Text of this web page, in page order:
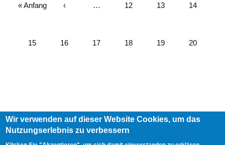
Erste
« Anfang Vorherige
‹ … Seite
12 Seite
13 Seite
14
Seite
15 Seite
16 Seite
17 Seite
18 Seite
19 Aktuelle
20
Footer
AGB Impressum Links
Wir verwenden auf dieser Website Cookies, um das
Nutzungserlebnis zu verbessern